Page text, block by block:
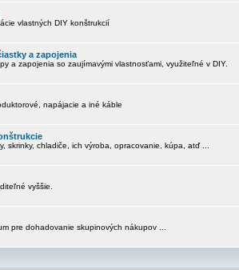
vlastných DIY konštrukcií
a zapojenia
a zapojenia so zaujímavými vlastnosťami, využiteľné v DIY.
napájacie a iné káble
skrinky, chladiče, ich výroba, opracovanie, kúpa, atď ...
vyššie.
pre dohadovanie skupinových nákupov ...